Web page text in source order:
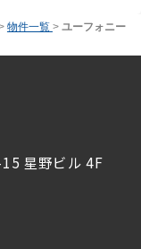
物件一覧 > ユーフォニー
星野ビル 4F